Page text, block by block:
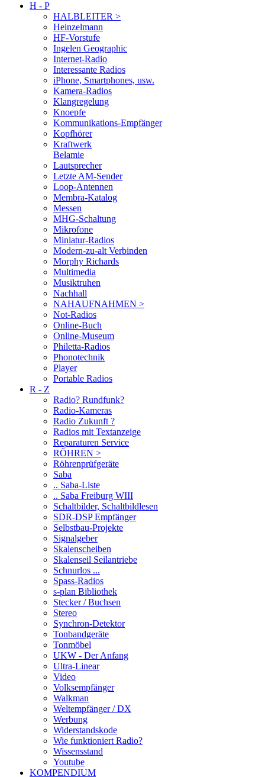
H - P
HALBLEITER >
Heinzelmann
HF-Vorstufe
Ingelen Geographic
Internet-Radio
Interessante Radios
iPhone, Smartphones, usw.
Kamera-Radios
Klangregelung
Knoepfe
Kommunikations-Empfänger
Kopfhörer
Kraftwerk
Belamie
Lautsprecher
Letzte AM-Sender
Loop-Antennen
Membra-Katalog
Messen
MHG-Schaltung
Mikrofone
Miniatur-Radios
Modern-zu-alt Verbinden
Morphy Richards
Multimedia
Musiktruhen
Nachhall
NAHAUFNAHMEN >
Not-Radios
Online-Buch
Online-Museum
Philetta-Radios
Phonotechnik
Player
Portable Radios
R - Z
Radio? Rundfunk?
Radio-Kameras
Radio Zukunft ?
Radios mit Textanzeige
Reparaturen Service
RÖHREN >
Röhrenprüfgeräte
Saba
.. Saba-Liste
.. Saba Freiburg WIII
Schaltbilder, Schaltbildlesen
SDR-DSP Empfänger
Selbstbau-Projekte
Signalgeber
Skalenscheiben
Skalenseil Seilantriebe
Schnurlos ...
Spass-Radios
s-plan Bibliothek
Stecker / Buchsen
Stereo
Synchron-Detektor
Tonbandgeräte
Tonmöbel
UKW - Der Anfang
Ultra-Linear
Video
Volksempfänger
Walkman
Weltempfänger / DX
Werbung
Widerstandskode
Wie funktioniert Radio?
Wissensstand
Youtube
KOMPENDIUM